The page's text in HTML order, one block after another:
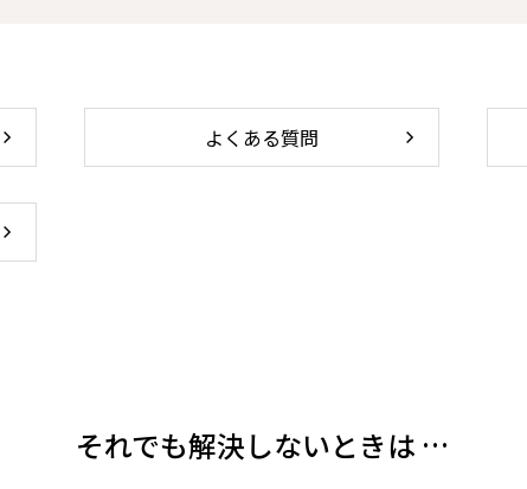
よくある質問
それでも解決しないときは …